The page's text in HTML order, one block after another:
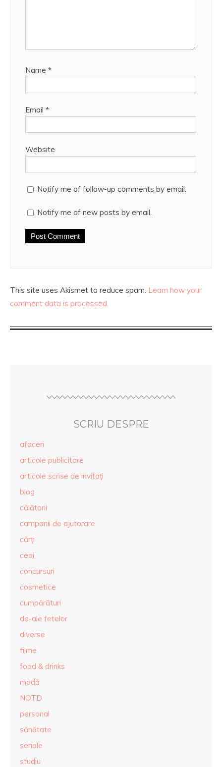
Name *
Email *
Website
Notify me of follow-up comments by email.
Notify me of new posts by email.
This site uses Akismet to reduce spam. Learn how your
comment data is processed.
SCRIU DESPRE
afaceri
articole publicitare
articole scrise de invitaţi
blog
călătorii
campanii de ajutorare
cărţi
ceai
concursuri
cosmetice
cumpărături
de-ale fetelor
diverse
filme
food & drinks
modă
NOTD
personal
sănătate
seriale
studiu